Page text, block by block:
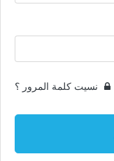
نسيت كلمة المرور ؟